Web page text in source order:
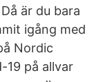
är du bara
igång med
Nordic
19 på allvar